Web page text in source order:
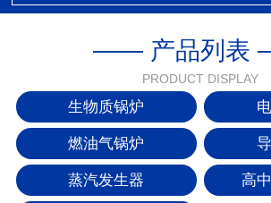
—— 产品列表
PRODUCT DISPLAY
生物质锅炉
燃油气锅炉
蒸汽发生器 高